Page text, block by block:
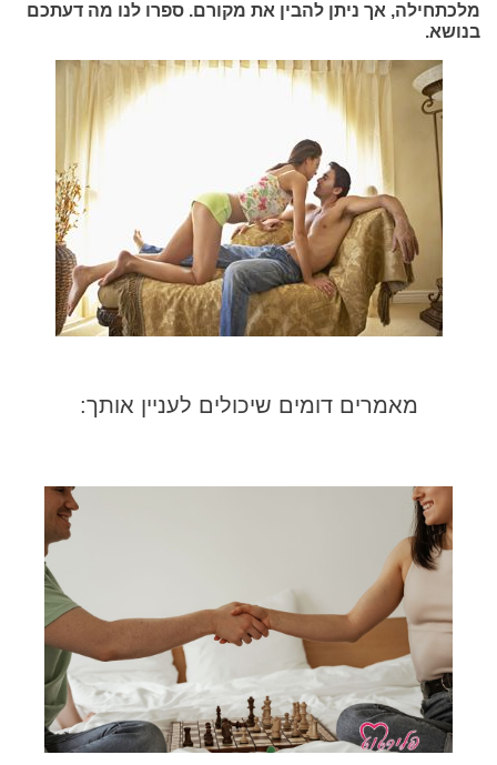
מלכתחילה, אך ניתן להבין את מקורם. ספרו לנו מה דעתכם
בנושא.
מאמרים דומים שיכולים לעניין אותך: